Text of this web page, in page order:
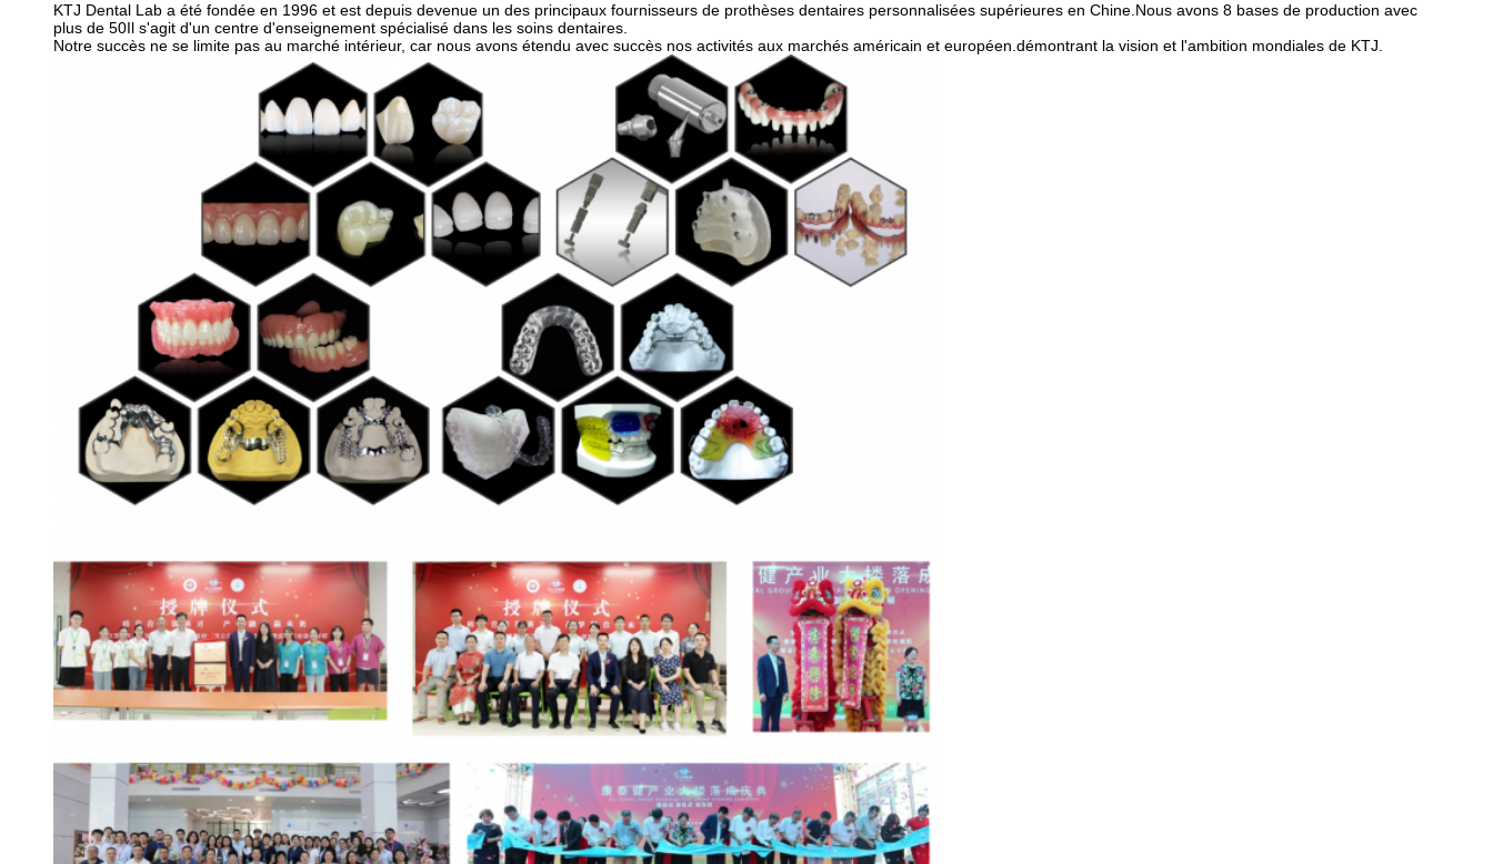
KTJ Dental Lab a été fondée en 1996 et est depuis devenue un des principaux fournisseurs de prothèses dentaires personnalisées supérieures en Chine.Nous avons 8 bases de production avec
plus de 50Il s'agit d'un centre d'enseignement spécialisé dans les soins dentaires.
Notre succès ne se limite pas au marché intérieur, car nous avons étendu avec succès nos activités aux marchés américain et européen.démontrant la vision et l'ambition mondiales de KTJ.